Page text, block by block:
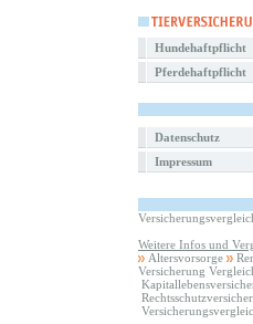
Hundehaftpflicht
Pferdehaftpflicht
Datenschutz
Impressum
Weitere Infos und
Altersvorsorge
Versicherung